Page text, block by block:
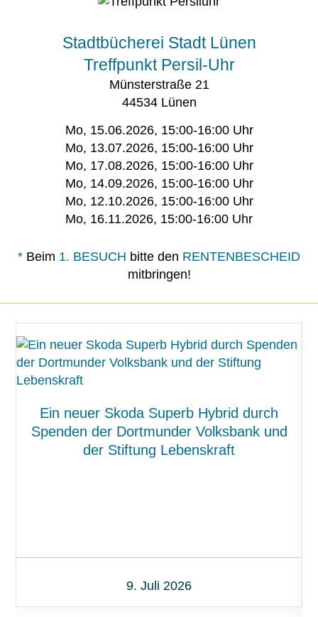
Stadtbücherei Stadt Lünen
Treffpunkt Persil-Uhr
Münsterstraße 21
44534 Lünen
Mo, 15.06.2026, 15:00-16:00 Uhr
Mo, 13.07.2026, 15:00-16:00 Uhr
Mo, 17.08.2026, 15:00-16:00 Uhr
Mo, 14.09.2026, 15:00-16:00 Uhr
Mo, 12.10.2026, 15:00-16:00 Uhr
Mo, 16.11.2026, 15:00-16:00 Uhr
* Beim 1. BESUCH bitte den RENTENBESCHEID
mitbringen!
Ein neuer Skoda Superb Hybrid durch
Spenden der Dortmunder Volksbank und
der Stiftung Lebenskraft
9. Juli 2026